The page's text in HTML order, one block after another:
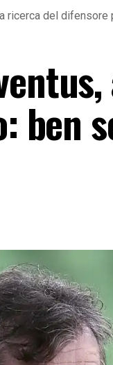
ricerca del
ben